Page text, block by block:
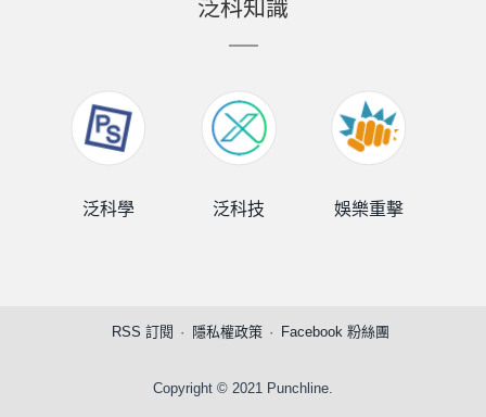
泛科知識
泛科學 泛科技 娛樂重擊
RSS 訂閱 隱私權政策 Facebook 粉絲團
Copyright © 2021 Punchline.